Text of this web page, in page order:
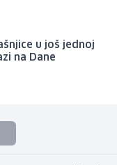
u još jednoj
na Dane